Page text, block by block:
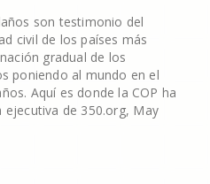
son testimonio del
civil de los países más
gradual de los
poniendo al mundo en el
Aquí es donde la COP ha
de 350.org, May